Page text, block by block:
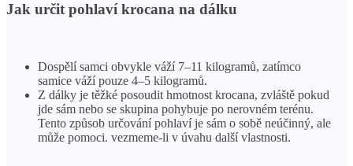
Jak určit pohlaví krocana na dálku
Dospělí samci obvykle váží 7–11 kilogramů, zatímco
samice váží pouze 4–5 kilogramů.
Z dálky je těžké posoudit hmotnost krocana, zvláště pokud
jde sám nebo se skupina pohybuje po nerovném terénu.
Tento způsob určování pohlaví je sám o sobě neúčinný, ale
může pomoci. vezmeme-li v úvahu další vlastnosti.